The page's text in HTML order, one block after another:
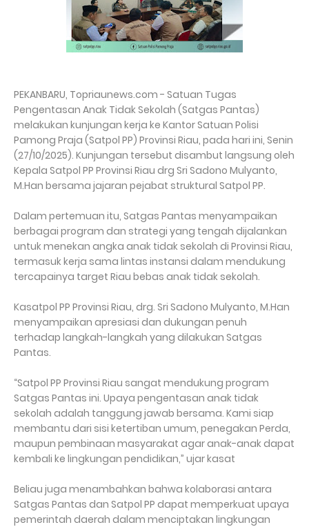
PEKANBARU, Topriaunews.com - Satuan Tugas
Pengentasan Anak Tidak Sekolah (Satgas Pantas)
melakukan kunjungan kerja ke Kantor Satuan Polisi
Pamong Praja (Satpol PP) Provinsi Riau, pada hari ini, Senin
(27/10/2025). Kunjungan tersebut disambut langsung oleh
Kepala Satpol PP Provinsi Riau drg Sri Sadono Mulyanto,
M.Han bersama jajaran pejabat struktural Satpol PP.
Dalam pertemuan itu, Satgas Pantas menyampaikan
berbagai program dan strategi yang tengah dijalankan
untuk menekan angka anak tidak sekolah di Provinsi Riau,
termasuk kerja sama lintas instansi dalam mendukung
tercapainya target Riau bebas anak tidak sekolah.
Kasatpol PP Provinsi Riau, drg. Sri Sadono Mulyanto, M.Han
menyampaikan apresiasi dan dukungan penuh
terhadap langkah-langkah yang dilakukan Satgas
Pantas.
“Satpol PP Provinsi Riau sangat mendukung program
Satgas Pantas ini. Upaya pengentasan anak tidak
sekolah adalah tanggung jawab bersama. Kami siap
membantu dari sisi ketertiban umum, penegakan Perda,
maupun pembinaan masyarakat agar anak-anak dapat
kembali ke lingkungan pendidikan,” ujar kasat
Beliau juga menambahkan bahwa kolaborasi antara
Satgas Pantas dan Satpol PP dapat memperkuat upaya
pemerintah daerah dalam menciptakan lingkungan